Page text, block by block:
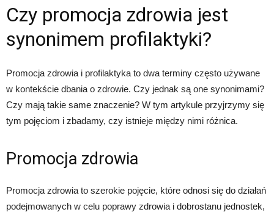
Czy promocja zdrowia jest
synonimem profilaktyki?
Promocja zdrowia i profilaktyka to dwa terminy często używane
w kontekście dbania o zdrowie. Czy jednak są one synonimami?
Czy mają takie same znaczenie? W tym artykule przyjrzymy się
tym pojęciom i zbadamy, czy istnieje między nimi różnica.
Promocja zdrowia
Promocja zdrowia to szerokie pojęcie, które odnosi się do działań
podejmowanych w celu poprawy zdrowia i dobrostanu jednostek,